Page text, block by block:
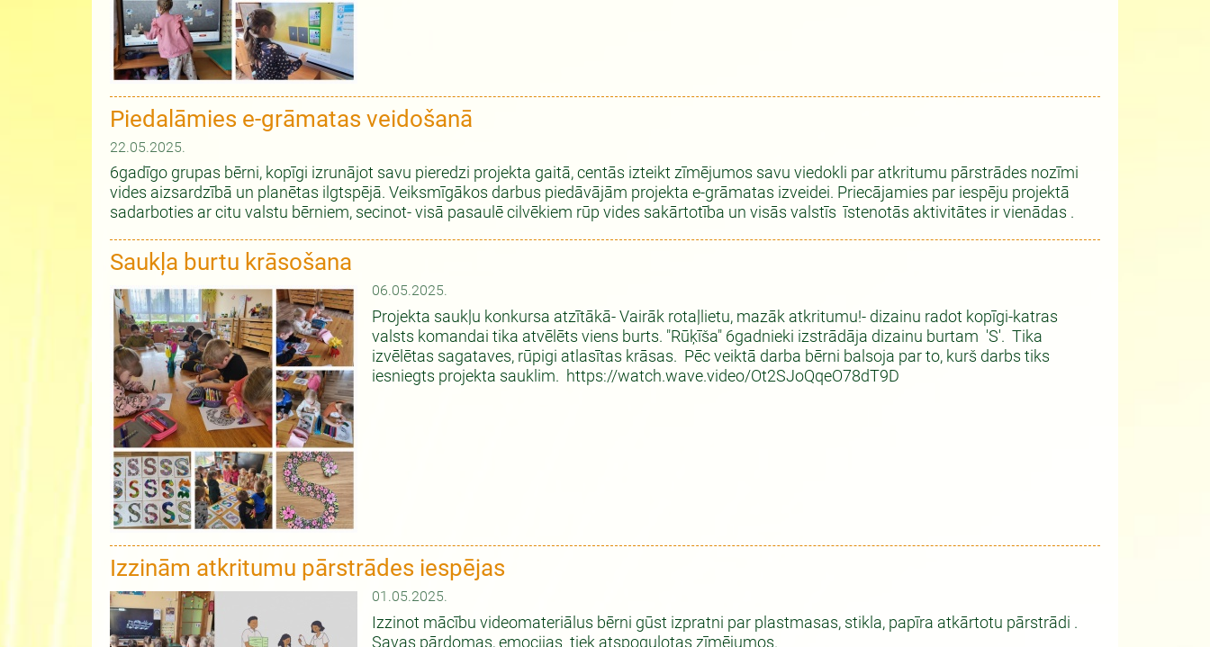
Piedalāmies e-grāmatas veidošanā
22.05.2025.
6gadīgo grupas bērni, kopīgi izrunājot savu pieredzi projekta gaitā, centās izteikt zīmējumos savu viedokli par atkritumu pārstrādes nozīmi
vides aizsardzībā un planētas ilgtspējā. Veiksmīgākos darbus piedāvājām projekta e-grāmatas izveidei. Priecājamies par iespēju projektā
sadarboties ar citu valstu bērniem, secinot- visā pasaulē cilvēkiem rūp vides sakārtotība un visās valstīs īstenotās aktivitātes ir vienādas .
Saukļa burtu krāsošana
06.05.2025.
Projekta saukļu konkursa atzītākā- Vairāk rotaļlietu, mazāk atkritumu!- dizainu radot kopīgi-katras
valsts komandai tika atvēlēts viens burts. "Rūķīša" 6gadnieki izstrādāja dizainu burtam 'S'. Tika
izvēlētas sagataves, rūpigi atlasītas krāsas. Pēc veiktā darba bērni balsoja par to, kurš darbs tiks
iesniegts projekta sauklim. https://watch.wave.video/Ot2SJoQqeO78dT9D
Izzinām atkritumu pārstrādes iespējas
01.05.2025.
Izzinot mācību videomateriālus bērni gūst izpratni par plastmasas, stikla, papīra atkārtotu pārstrādi .
Savas pārdomas, emocijas tiek atspoguļotas zīmējumos.